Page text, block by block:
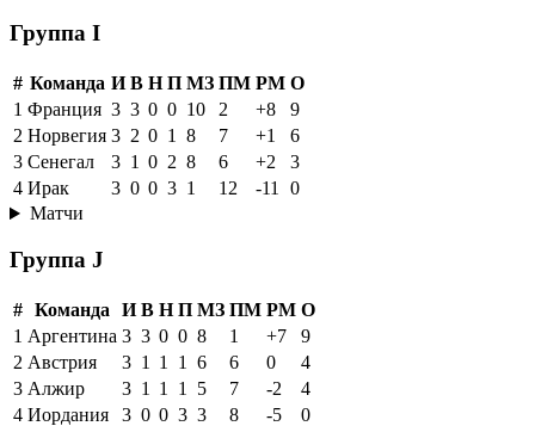
Группа I
# Команда И В Н П МЗ ПМ РМ О
1 Франция 3 3 0 0 10 2 +8
9
2 Норвегия 3 2 0 1 8 7 +1
6
3 Сенегал 3 1 0 2 8 6 +2
3
4 Ирак 3 0 0 3 1 12 -11
0
Матчи
Группа J
# Команда И В Н П МЗ ПМ РМ О
1 Аргентина 3 3 0 0 8 1 +7
9
2 Австрия 3 1 1 1 6 6 0
4
3 Алжир 3 1 1 1 5 7 -2
4
4 Иордания 3 0 0 3 3 8 -5
0